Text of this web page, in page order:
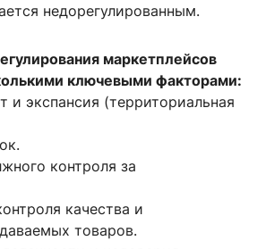
недорегулированным.
маркетплейсов
ключевыми факторами:
и экспансия (территориальная
контроля за
качества и
товаров.